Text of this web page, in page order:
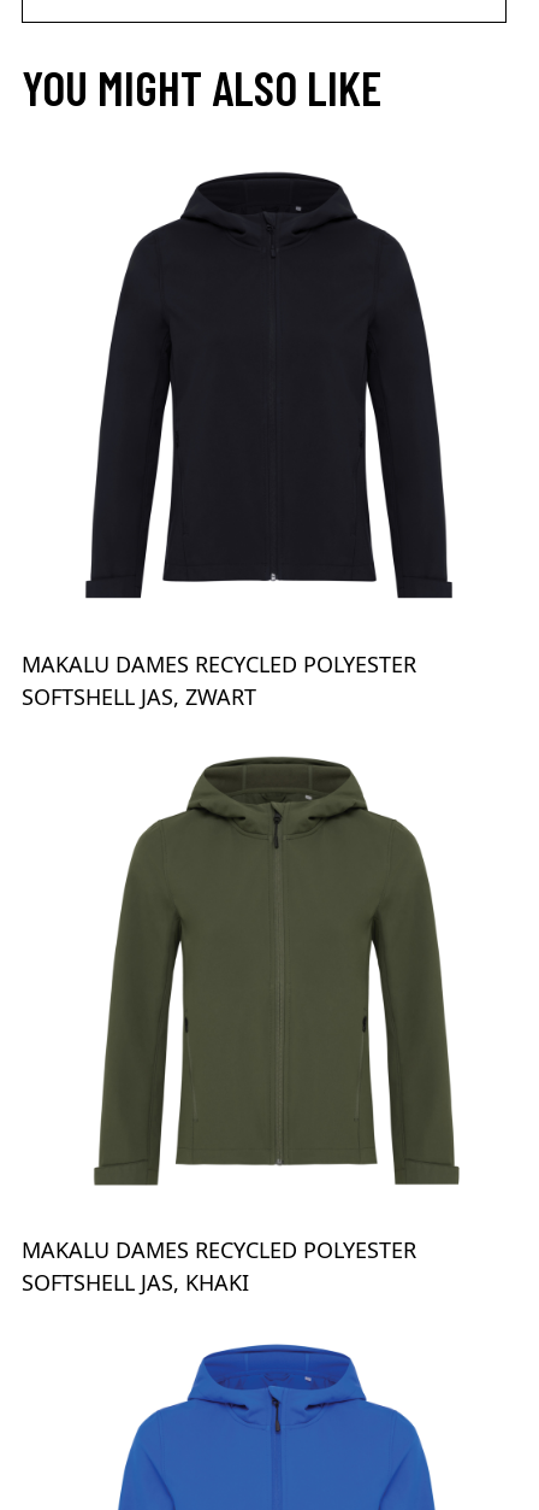
YOU MIGHT ALSO LIKE
MAKALU DAMES RECYCLED POLYESTER
SOFTSHELL JAS, ZWART
MAKALU DAMES RECYCLED POLYESTER
SOFTSHELL JAS, KHAKI